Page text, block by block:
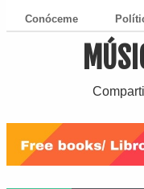
Conóceme
¿Cómo Descargar?